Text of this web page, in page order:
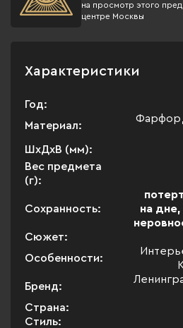
на просмотр этого
центре Москвы
Характеристики
Год:
Материал:
Фарфор,
ШхДхВ (мм):
Вес предмета
(г):
Сохранность:
на
Сюжет:
Особенности:
Бренд:
Страна:
Стиль: